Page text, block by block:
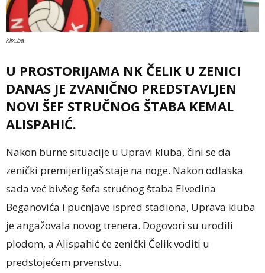
klix.ba
U PROSTORIJAMA NK ČELIK U ZENICI
DANAS JE ZVANIČNO PREDSTAVLJEN
NOVI ŠEF STRUČNOG ŠTABA KEMAL
ALISPAHIĆ.
Nakon burne situacije u Upravi kluba, čini se da
zenički premijerligaš staje na noge. Nakon odlaska
sada već bivšeg šefa stručnog štaba Elvedina
Beganovića i pucnjave ispred stadiona, Uprava kluba
je angažovala novog trenera. Dogovori su urodili
plodom, a Alispahić će zenički Čelik voditi u
predstojećem prvenstvu.